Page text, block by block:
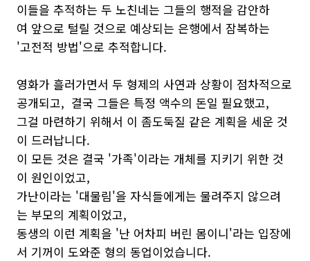
이들을 추적하는 두 노친네는 그들의 행적을 감안하
여 앞으로 털릴 것으로 예상되는 은행에서 잠복하는
'고전적 방법'으로 추적합니다.
영화가 흘러가면서 두 형제의 사연과 상황이 점차적으로
공개되고, 결국 그들은 특정 액수의 돈일 필요했고,
그걸 마련하기 위해서 이 좀도둑질 같은 계획을 세운 것
이 드러납니다.
이 모든 것은 결국 '가족'이라는 개체를 지키기 위한 것
이 원인이었고,
가난이라는 '대물림'을 자식들에게는 물려주지 않으려
는 부모의 계획이었고,
동생의 이런 계획을 '난 어차피 버린 몸이니'라는 입장에
서 기꺼이 도와준 형의 동업이었습니다.